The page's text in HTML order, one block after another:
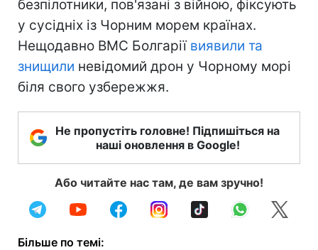
безпілотники, пов'язані з війною, фіксують
у сусідніх із Чорним морем країнах.
Нещодавно ВМС Болгарії виявили та
знищили невідомий дрон у Чорному морі
біля свого узбережжя.
Не пропустіть головне! Підпишіться на
наші оновлення в Google!
Або читайте нас там, де вам зручно!
Більше по темі: